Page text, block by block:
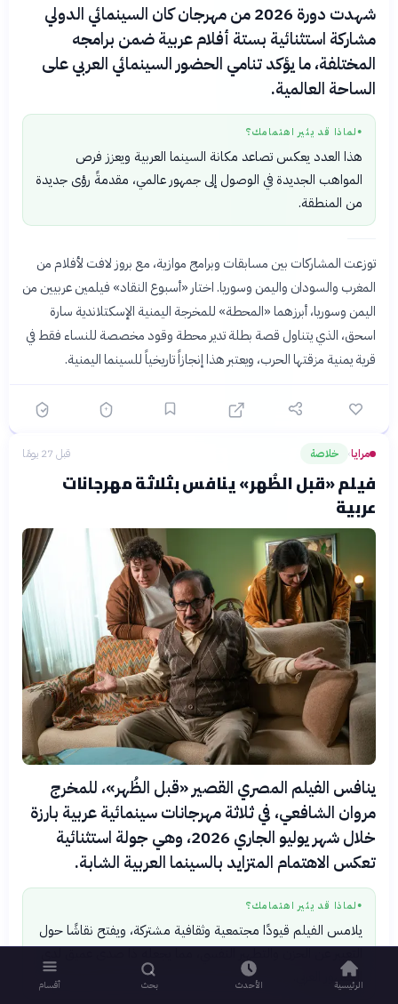
شهدت دورة 2026 من مهرجان كان السينمائي الدولي
مشاركة استثنائية بستة أفلام عربية ضمن برامجه
المختلفة، ما يؤكد تنامي الحضور السينمائي العربي على
الساحة العالمية.
● لماذا قد يثير اهتمامك؟
هذا العدد يعكس تصاعد مكانة السينما العربية ويعزز فرص
المواهب الجديدة في الوصول إلى جمهور عالمي، مقدمةً رؤى جديدة
من المنطقة.
توزعت المشاركات بين مسابقات وبرامج موازية، مع بروز لافت لأفلام من
المغرب والسودان واليمن وسوريا. اختار «أسبوع النقاد» فيلمين عربيين من
اليمن وسوريا، أبرزهما «المحطة» للمخرجة اليمنية الإسكتلاندية سارة
اسحق، الذي يتناول قصة بطلة تدير محطة وقود مخصصة للنساء فقط في
قرية يمنية مزقتها الحرب، ويعتبر هذا إنجازاً تاريخياً للسينما اليمنية.
مرايا› خلاصة قبل 27 يومًا
فيلم «قبل الظُهر» ينافس بثلاثة مهرجانات
عربية
ينافس الفيلم المصري القصير «قبل الظُهر»، للمخرج
مروان الشافعي، في ثلاثة مهرجانات سينمائية عربية بارزة
خلال شهر يوليو الجاري 2026، وهي جولة استثنائية
تعكس الاهتمام المتزايد بالسينما العربية الشابة.
● لماذا قد يثير اهتمامك؟
يلامس الفيلم قيودًا مجتمعية وثقافية مشتركة، ويفتح نقاشًا حول
التعبير عن الحزن والتطهير النفسي، مما يجعله ذا صدى عميق لدى
الجمهور العربي.
الرئيسية الأحدث بحث أقسام